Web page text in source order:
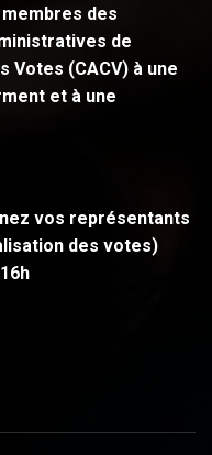
des
de
Votes (CACV) à une
et à une
vos représentants
des votes)